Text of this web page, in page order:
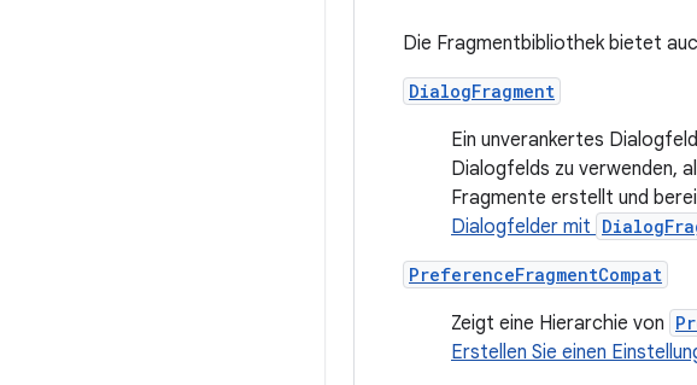
Die Fragmentbibliothek bietet
DialogFragment
Ein unverankertes
Dialogfelds zu verwenden,
Fragmente erstellt und
Dialogfelder mit
PreferenceFragmentCompat
Zeigt eine Hierarchie von
Erstellen Sie einen